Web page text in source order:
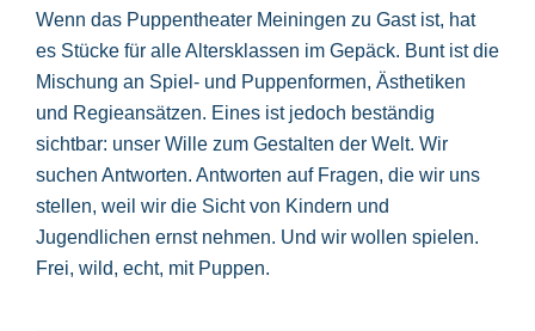
Wenn das Puppentheater Meiningen zu Gast ist, hat
es Stücke für alle Altersklassen im Gepäck. Bunt ist die
Mischung an Spiel- und Puppenformen, Ästhetiken
und Regieansätzen. Eines ist jedoch beständig
sichtbar: unser Wille zum Gestalten der Welt. Wir
suchen Antworten. Antworten auf Fragen, die wir uns
stellen, weil wir die Sicht von Kindern und
Jugendlichen ernst nehmen. Und wir wollen spielen.
Frei, wild, echt, mit Puppen.